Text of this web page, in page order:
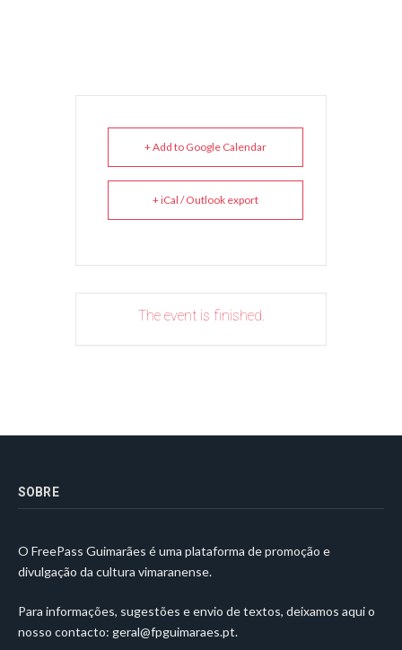
+ Add to Google Calendar
+ iCal / Outlook export
The event is finished.
SOBRE
O FreePass Guimarães é uma plataforma de promoção e
divulgação da cultura vimaranense.
Para informações, sugestões e envio de textos, deixamos aqui o
nosso contacto: geral@fpguimaraes.pt.